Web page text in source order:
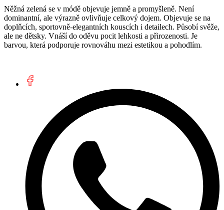
Něžná zelená se v módě objevuje jemně a promyšleně. Není
dominantní, ale výrazně ovlivňuje celkový dojem. Objevuje se na
doplňcích, sportovně-elegantních kouscích i detailech. Působí svěže,
ale ne dětsky. Vnáší do oděvu pocit lehkosti a přirozenosti. Je
barvou, která podporuje rovnováhu mezi estetikou a pohodlím.